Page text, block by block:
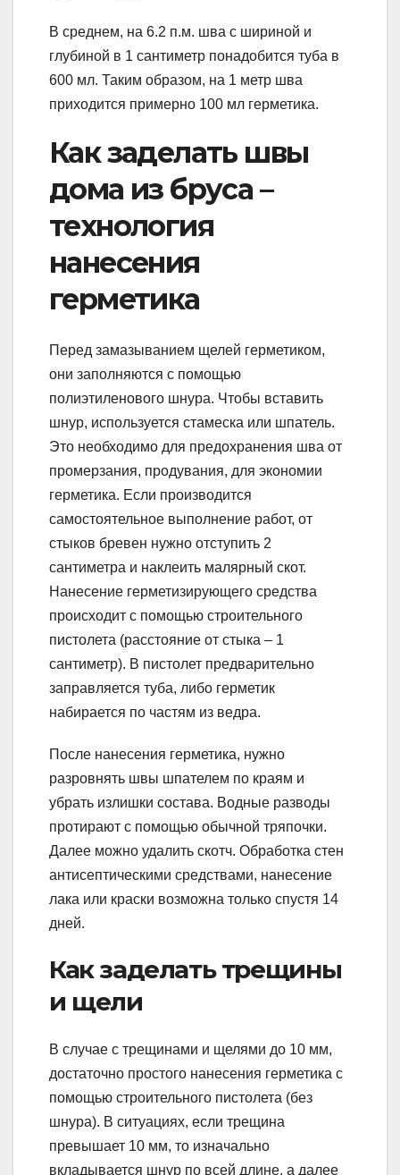
В среднем, на 6.2 п.м. шва с шириной и
глубиной в 1 сантиметр понадобится туба в
600 мл. Таким образом, на 1 метр шва
приходится примерно 100 мл герметика.
Как заделать швы
дома из бруса –
технология
нанесения
герметика
Перед замазыванием щелей герметиком,
они заполняются с помощью
полиэтиленового шнура. Чтобы вставить
шнур, используется стамеска или шпатель.
Это необходимо для предохранения шва от
промерзания, продувания, для экономии
герметика. Если производится
самостоятельное выполнение работ, от
стыков бревен нужно отступить 2
сантиметра и наклеить малярный скот.
Нанесение герметизирующего средства
происходит с помощью строительного
пистолета (расстояние от стыка – 1
сантиметр). В пистолет предварительно
заправляется туба, либо герметик
набирается по частям из ведра.
После нанесения герметика, нужно
разровнять швы шпателем по краям и
убрать излишки состава. Водные разводы
протирают с помощью обычной тряпочки.
Далее можно удалить скотч. Обработка стен
антисептическими средствами, нанесение
лака или краски возможна только спустя 14
дней.
Как заделать трещины
и щели
В случае с трещинами и щелями до 10 мм,
достаточно простого нанесения герметика с
помощью строительного пистолета (без
шнура). В ситуациях, если трещина
превышает 10 мм, то изначально
вкладывается шнур по всей длине, а далее